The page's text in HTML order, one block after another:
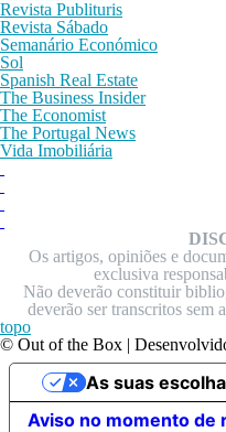
Revista Publituris
Revista Sábado
Semanário Económico
Sol
Spanish Real Estate
The Business Insider
The Economist
The Portugal News
Vida Imobiliária
Os artigos, opiniões e
exclusiva
Não deverão constituir
deverão ser transcritos sem
topo
© Out of the Box |
Aviso no momento de
As suas